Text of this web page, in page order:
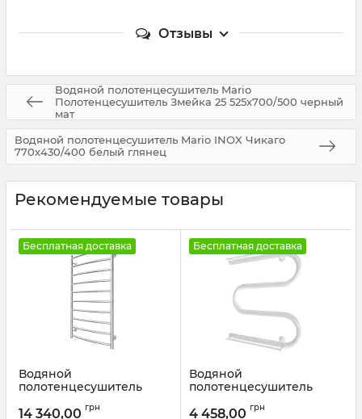
Отзывы
Водяной полотенцесушитель Mario
Полотенцесушитель Змейка 25 525х700/500 черный
мат
Водяной полотенцесушитель Mario INOX Чикаго
770х430/400 белый глянец
Рекомендуемые товары
Бесплатная доставка
Водяной
полотенцесушитель
970х530/500 золото
14 340,00 грн
Бесплатная доставка
Водяной
полотенцесушитель
Полотенцесушитель
4 458,00 грн